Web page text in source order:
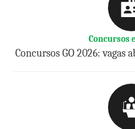
Concursos
Concursos GO 2026: vagas